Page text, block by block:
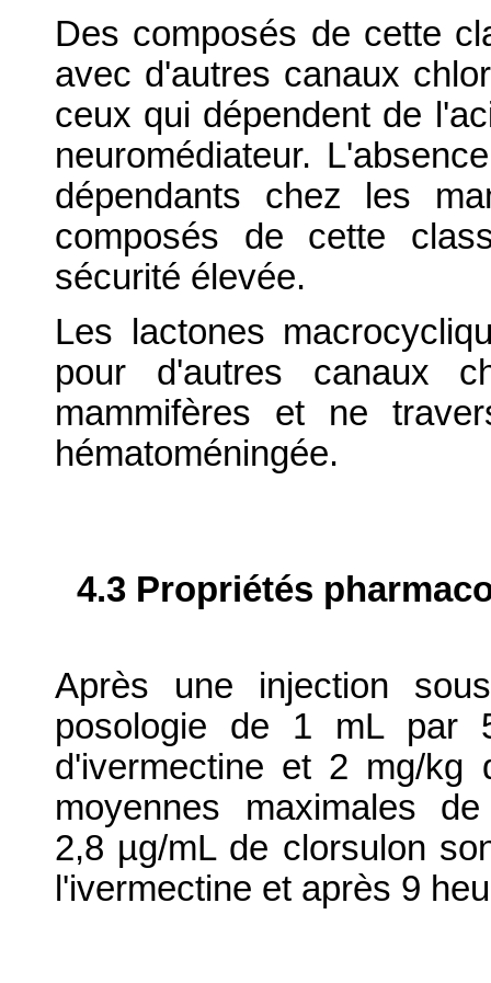
Des composés de cette
avec d'autres canaux
ceux qui dépendent de
neuromédiateur.
dépendants chez les
composés de cette
sécurité élevée.
Les lactones
pour d'autres canaux
mammifères et ne
hématoméningée.
4.3 Propriétés
Après une injection
posologie de 1 mL par
d'ivermectine et 2 mg/kg
moyennes maximales
2,8 µg/mL de clorsulon
l'ivermectine et après 9